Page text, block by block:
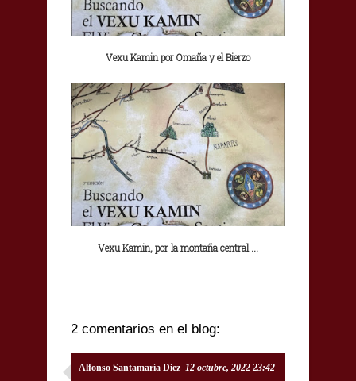
Vexu Kamin por Omaña y el Bierzo
Vexu Kamin, por la montaña central ...
2 comentarios en el blog:
Alfonso Santamaría Diez 12 octubre, 2022 23:42